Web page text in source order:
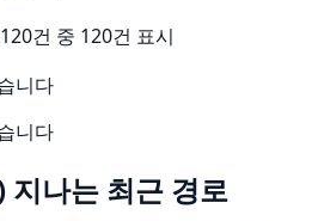
120건 중 120건 표시
니다
니다
지나는 최근 경로